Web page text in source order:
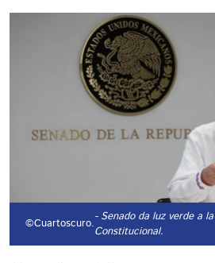
©Cuartoscuro.- Senado da luz verde a
Constitucional.